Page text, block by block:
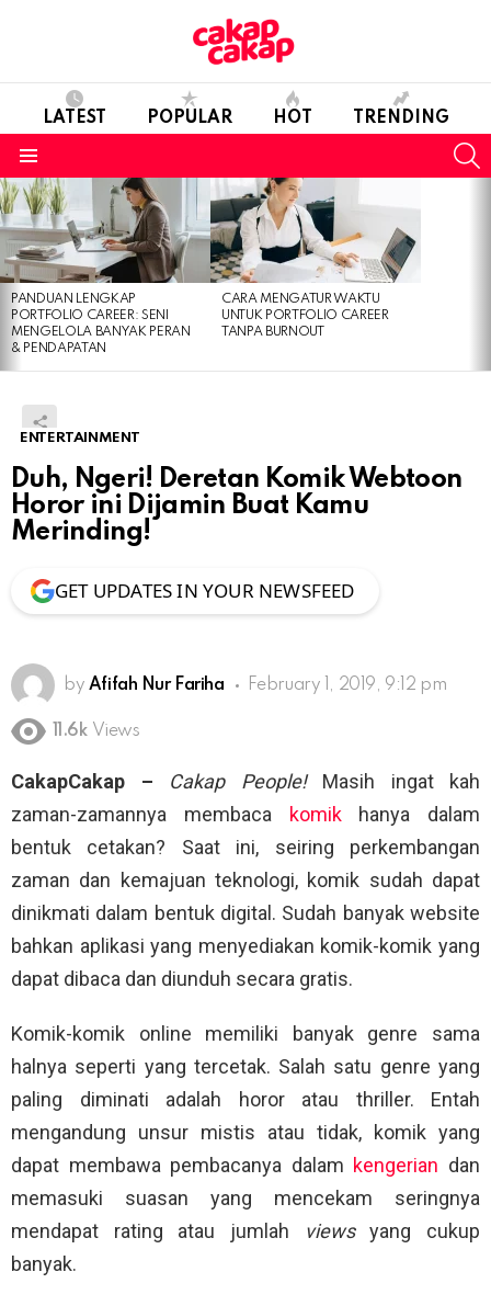
LATEST POPULAR HOT TRENDING
LATEST
STORIES
PANDUAN LENGKAP
PORTFOLIO CAREER: SENI
MENGELOLA BANYAK PERAN
& PENDAPATAN
CARA MENGATUR WAKTU
UNTUK PORTFOLIO CAREER
TANPA BURNOUT
ENTERTAINMENT
Duh, Ngeri! Deretan Komik Webtoon
Horor ini Dijamin Buat Kamu
Merinding!
GET UPDATES IN YOUR NEWSFEED
by Afifah Nur Fariha February 1, 2019, 9:12 pm
11.6k Views
CakapCakap – Cakap People! Masih
ingat kah
zaman-zamannya membaca
komikhanya dalam
bentuk cetakan? Saat ini,
seiring perkembangan
zaman dan kemajuan teknologi, komik sudah dapat
dinikmati dalam bentuk digital. Sudah banyak website
bahkan aplikasi yang menyediakan komik-komik yang
dapat dibaca dan diunduh secara gratis.
Komik-komik online memiliki banyak genre sama
halnya seperti yang tercetak. Salah satu genre yang
paling diminati adalah horor atau thriller. Entah
mengandung unsur mistis atau tidak, komik yang
dapat membawa pembacanya dalam kengerian dan
memasuki suasan yang mencekam seringnya
mendapat rating atau jumlah
viewsyang cukup
banyak.